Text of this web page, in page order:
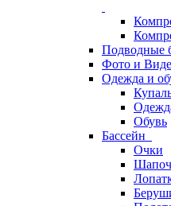
Подводные
Фото и
Одежда и
Обувь
Бассейн
Очки